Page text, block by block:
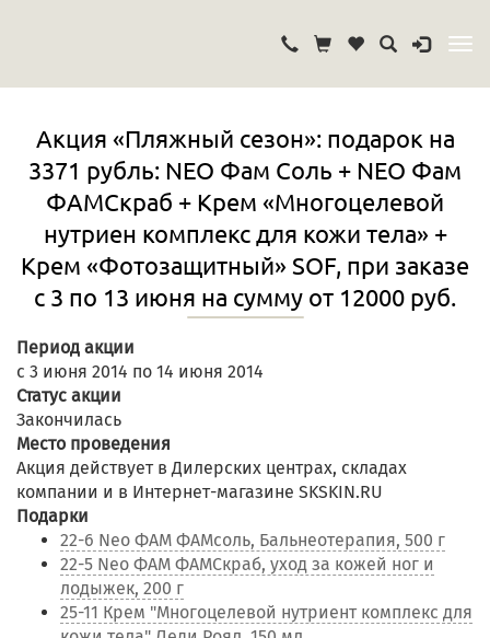
Акция «Пляжный сезон»: подарок на
3371 рубль: NEO Фам Соль + NEO Фам
ФАМСкраб + Крем «Многоцелевой
нутриен комплекс для кожи тела» +
Крем «Фотозащитный» SOF, при заказе
с 3 по 13 июня на сумму от 12000 руб.
Период акции
с 3 июня 2014 по 14 июня 2014
Статус акции
Закончилась
Место проведения
Акция действует в Дилерских центрах, складах
компании и в Интернет-магазине SKSKIN.RU
Подарки
22-6 Neo ФАМ ФАМсоль, Бальнеотерапия, 500 г
22-5 Neo ФАМ ФАМСкраб, уход за кожей ног и
лодыжек, 200 г
25-11 Крем "Многоцелевой нутриент комплекс для